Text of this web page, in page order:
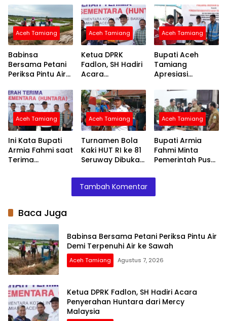
Aceh Tamiang
Babinsa
Bersama Petani
Periksa Pintu Air
Air ke Sawah
Aceh Tamiang
Ketua DPRK
Fadlon, SH Hadiri
Acara
Huntara dari
Mercy Malaysia
Aceh Tamiang
Bupati Aceh
Tamiang
Apresiasi
untuk
Percepatan
Pemulihan
Layanan Air
Bersih
Aceh Tamiang
Ini Kata Bupati
Armia Fahmi saat
Terima
Aceh Tamiang
Turnamen Bola
Kaki HUT RI ke 81
Seruway Dibuka
Fahmi
Aceh Tamiang
Bupati Armia
Fahmi Minta
Pemerintah Pusat
Normalisasi
Cegah Banjir
Tambah Komentar
Baca Juga
Babinsa Bersama Petani Periksa Pintu Air
Demi Terpenuhi Air ke Sawah
Aceh Tamiang Agustus 7, 2026
Ketua DPRK Fadlon, SH Hadiri Acara
Penyerahan Huntara dari Mercy
Malaysia